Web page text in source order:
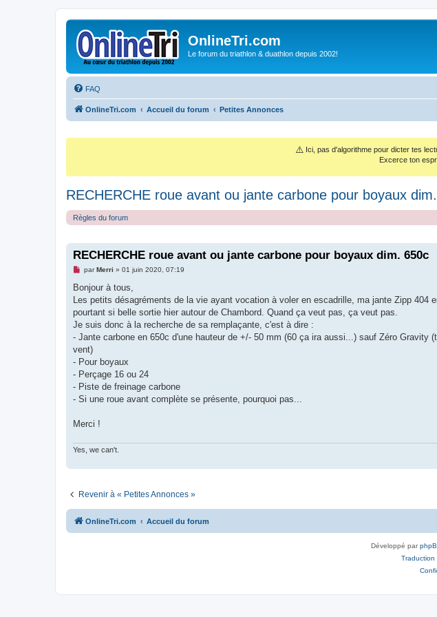
OnlineTri.com
Le forum du triathlon & duathlon depuis 2002!
FAQ
OnlineTri.com Accueil du forum Petites Annonces
⚠️ Ici, pas d'algorithme pour dicter tes
Excerce ton
RECHERCHE roue avant ou jante carbone pour boyaux
Règles du forum
RECHERCHE roue avant ou jante carbone pour boyaux dim. 650c
M
s
a
g
n
o
l
u
parMerri » 01 juin 2020, 07:19
Bonjour à tous,
Les petits désagréments de la vie ayant vocation à voler en escadrille, ma jante Zipp 404
pourtant si belle sortie hier autour de Chambord. Quand ça veut pas, ça veut pas.
Je suis donc à la recherche de sa remplaçante, c'est à dire :
- Jante carbone en 650c d'une hauteur de +/- 50 mm (60 ça ira aussi...) sauf Zéro Gravity
vent)
- Pour boyaux
- Perçage 16 ou 24
- Piste de freinage carbone
- Si une roue avant complète se présente, pourquoi pas...
Merci !
Yes, we can't.
Revenir à « Petites Annonces »
OnlineTri.com Accueil du forum
Développé par
Traduction